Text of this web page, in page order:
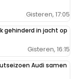
Gisteren, 17:05
gehinderd in jacht op
Gisteren, 16:15
Audi samen